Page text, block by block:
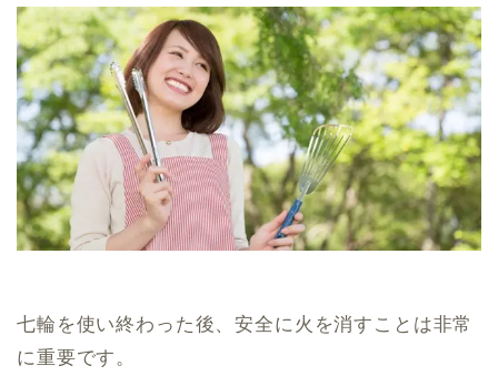
七輪を使い終わった後、安全に火を消すことは非常
に重要です。